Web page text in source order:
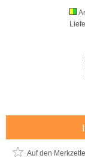
Auf den Merkzettel